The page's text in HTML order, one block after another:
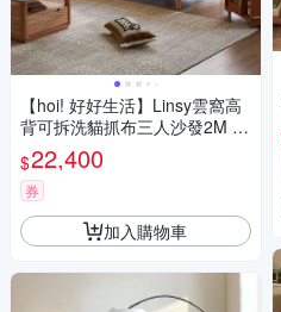
【hoi! 好好生活】Linsy雲窩高
背可拆洗貓抓布三人沙發2M 貝
母白 BS816
$22,400
券
加入購物車